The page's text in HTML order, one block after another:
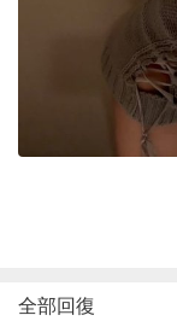
全部回復